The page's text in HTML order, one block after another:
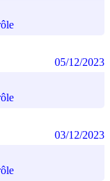
05/12/2023
03/12/2023